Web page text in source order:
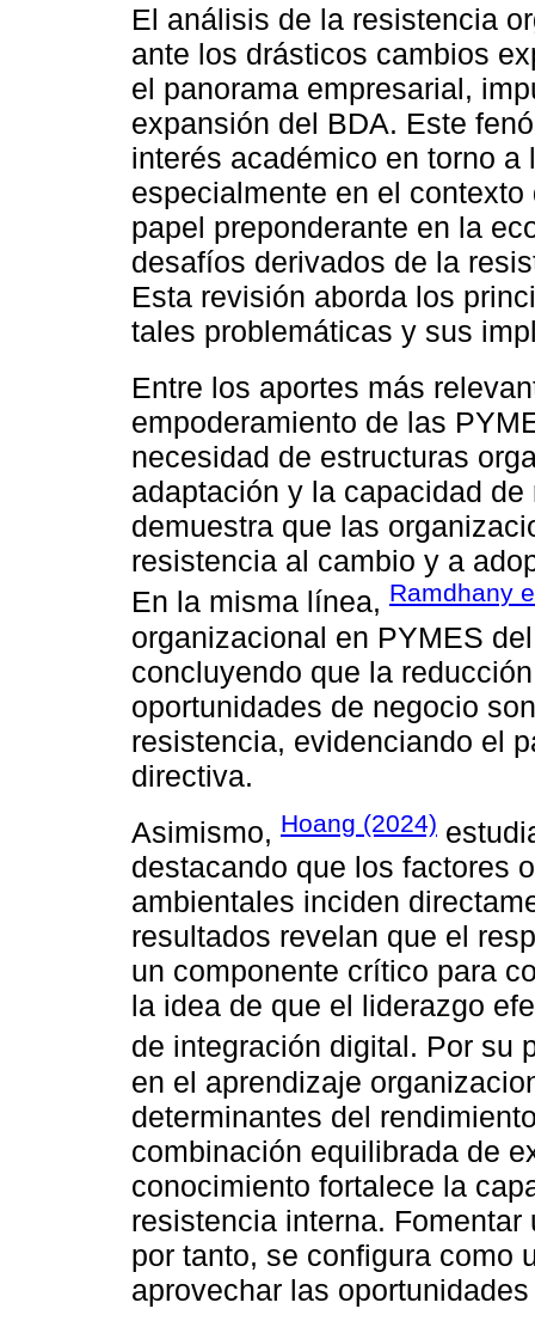
El análisis de la resistencia
ante los drásticos cambios
el panorama empresarial,
expansión del BDA. Este
interés académico en torno
especialmente en el
papel preponderante en la
desafíos derivados de la
Esta revisión aborda los
tales problemáticas y sus
Entre los aportes más
empoderamiento de las
necesidad de estructuras
adaptación y la capacidad
demuestra que las
resistencia al cambio y a
En la misma línea, Ramdhany
organizacional en PYMES
concluyendo que la
oportunidades de negocio
resistencia, evidenciando el
directiva.
Asimismo, Hoang (2024)
destacando que los factores
ambientales inciden
resultados revelan que el
un componente crítico para
la idea de que el liderazgo
de integración digital. Por su
en el aprendizaje
determinantes del
combinación equilibrada de
conocimiento fortalece la
resistencia interna.
por tanto, se configura como
aprovechar las